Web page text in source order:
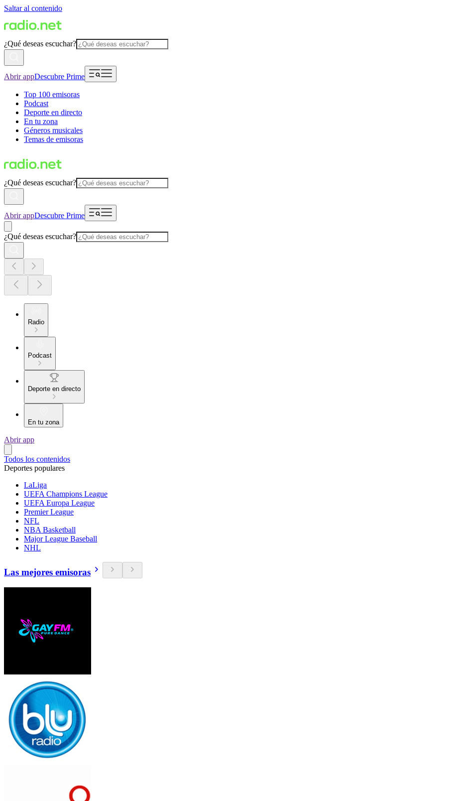
Saltar al contenido
¿Qué deseas escuchar?
Abrir appDescubre Prime
Top 100 emisoras
Podcast
Deporte en directo
En tu zona
Géneros musicales
Temas de emisoras
¿Qué deseas escuchar?
Abrir appDescubre Prime
¿Qué deseas escuchar?
Radio
Podcast
Deporte en directo
En tu zona
Abrir app
Todos los contenidos
Deportes populares
LaLiga
UEFA Champions League
UEFA Europa League
Premier League
NFL
NBA Basketball
Major League Baseball
NHL
Las mejores emisoras